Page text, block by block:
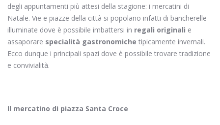
degli appuntamenti più attesi della stagione: i mercatini di
Natale. Vie e piazze della città si popolano infatti di bancherelle
illuminate dove è possibile imbattersi in regali originali e
assaporare specialità gastronomiche tipicamente invernali.
Ecco dunque i principali spazi dove è possibile trovare tradizione
e convivialità.
Il mercatino di piazza Santa Croce